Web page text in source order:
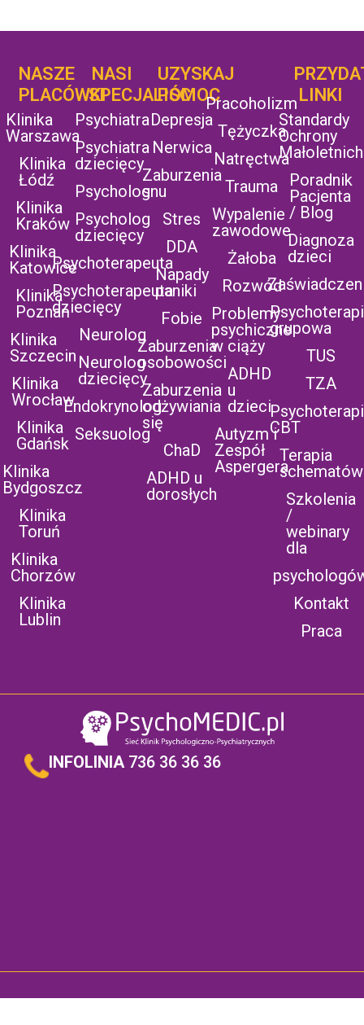
NASZE
PLACÓWKI
Klinika
Warszawa
Klinika
Łódź
Klinika
Kraków
Klinika
Katowice
Klinika
Poznań
Klinika
Szczecin
Klinika
Wrocław
Klinika
Gdańsk
Klinika
Bydgoszcz
Klinika
Toruń
Klinika
Chorzów
Klinika
Lublin
NASI
SPECJALIŚCI
Psychiatra
Psychiatra
dziecięcy
Psycholog
Psycholog
dziecięcy
Psychoterapeuta
Psychoterapeuta
dziecięcy
Neurolog
Neurolog
dziecięcy
Endokrynolog
Seksuolog
UZYSKAJ
POMOC
Depresja
Nerwica
Zaburzenia
snu
Stres
DDA
Napady
paniki
Fobie
Zaburzenia
osobowości
Zaburzenia
odżywiania
się
ChaD
ADHD u
dorosłych
UZYSKAJ
POMOC
Pracoholizm
Tężyczka
Natręctwa
Trauma
Wypalenie
zawodowe
Żałoba
Rozwód
Problemy
psychiczne
w ciąży
ADHD
u
dzieci
Autyzm i
Zespół
Aspergera
LINKI
Standardy
Ochrony
Małoletnich
Poradnik
Pacjenta
/ Blog
Diagnoza
dzieci
grupowa
TUS
TZA
CBT
Terapia
schematów
Szkolenia
/
webinary
dla
Kontakt
Praca
INFOLINIA 736 36 36 36